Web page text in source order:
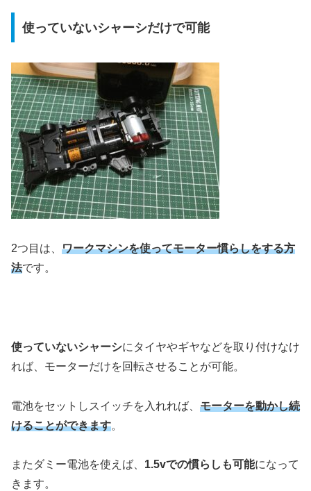
使っていないシャーシだけで可能
2つ目は、 ワークマシンを使ってモーター慣らしをする方
法です。
使っていないシャーシにタイヤやギヤなどを取り付けなけ
れば、モーターだけを回転させることが可能。
電池をセットしスイッチを入れれば、 モーターを動かし続
けることができます。
またダミー電池を使えば、 1.5vでの慣らしも可能になって
きます。